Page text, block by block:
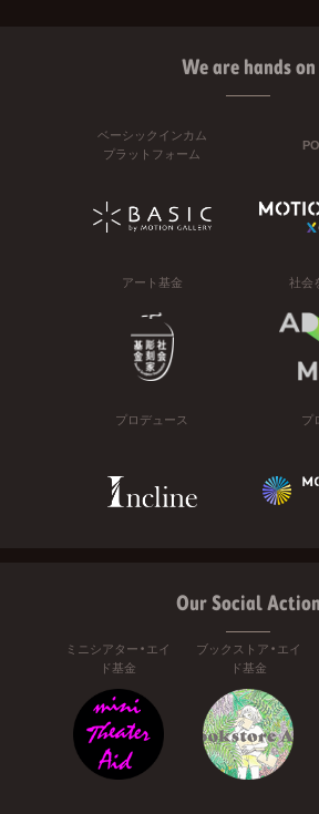
We are hands on
ベーシックインカム
プラットフォーム
アート基金 社会
プロデュース プ
Our Social Action
ミニシアター・エイ
ド基金
ブックストア・エイ
ド基金